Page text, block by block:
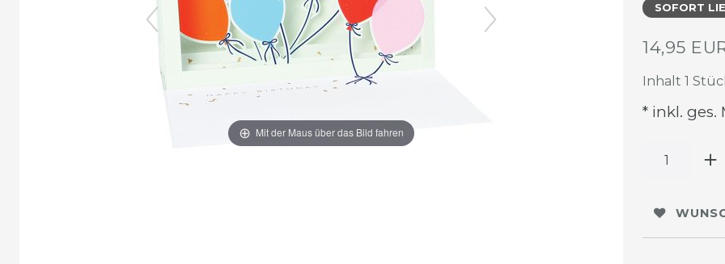
Mit der Maus über das Bild fahren
SOFORT
14,95
Inhalt 1
* inkl. ges.